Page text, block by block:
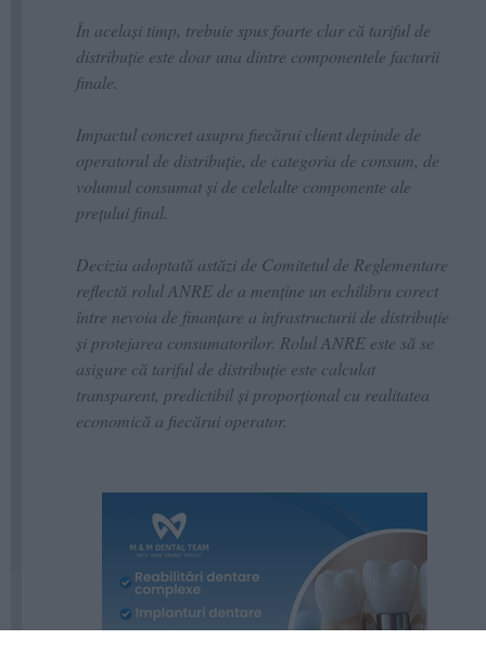
În același timp, trebuie spus foarte clar că tariful de
distribuție este doar una dintre componentele facturii
finale.
Impactul concret asupra fiecărui client depinde de
operatorul de distribuție, de categoria de consum, de
volumul consumat și de celelalte componente ale
prețului final.
Decizia adoptată astăzi de Comitetul de Reglementare
reflectă rolul ANRE de a menține un echilibru corect
între nevoia de finanțare a infrastructurii de distribuție
și protejarea consumatorilor. Rolul ANRE este să se
asigure că tariful de distribuție este calculat
transparent, predictibil și proporțional cu realitatea
economică a fiecărui operator.